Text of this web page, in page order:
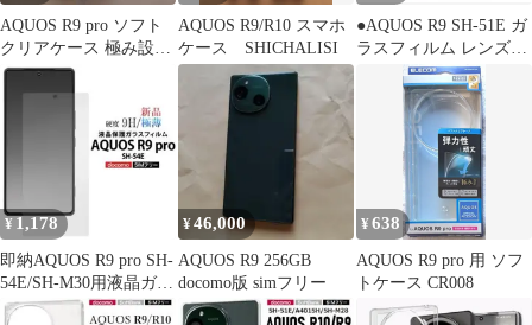
AQUOS R9 pro ソフト
クリアケース 極み設
計 ELECOM
AQUOS R9/R10 スマホ
ケース SHICHALISI
●AQUOS R9 SH-51E ガ
ラスフィルム レンズ保
護フィルム
¥ 1,178
即納AQUOS R9 pro SH-
54E/SH-M30用液晶ガラ
スフィルム新品
¥46,000
AQUOS R9 256GB
docomo版 simフリー
¥638
AQUOS R9 pro 用 ソフ
トケース CR008